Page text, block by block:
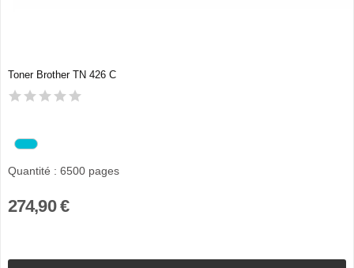
Toner Brother TN 426 C
Quantité : 6500 pages
274,90 €